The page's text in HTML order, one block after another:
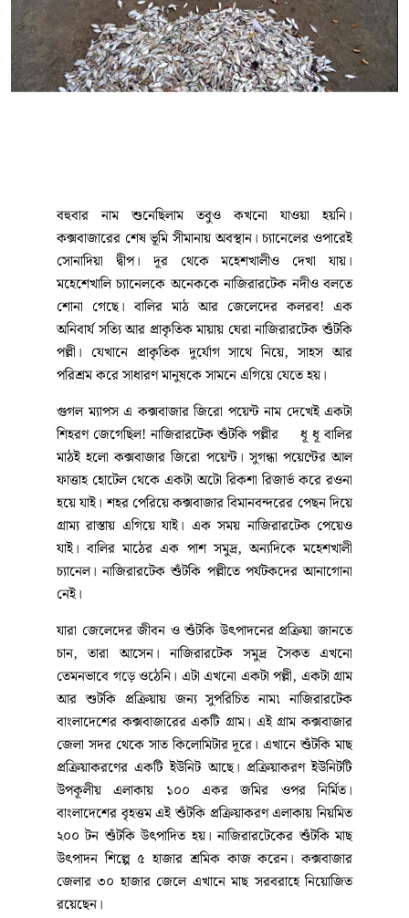
বহুবার নাম শুনেছিলাম তবুও কখনো যাওয়া হয়নি।
কক্সবাজারের শেষ ভূমি সীমানায় অবস্থান। চ্যানেলের ওপারেই
সোনাদিয়া দ্বীপ। দূর থেকে মহেশখালীও দেখা যায়।
মহেশেখালি চ্যানেলকে অনেককে নাজিরারটেক নদীও বলতে
শোনা গেছে। বালির মাঠ আর জেলেদের কলরব! এক
অনিবার্য সত্যি আর প্রাকৃতিক মায়ায় ঘেরা নাজিরারটেক শুঁটকি
পল্লী। যেখানে প্রাকৃতিক দুর্যোগ সাথে নিয়ে, সাহস আর
পরিশ্রম করে সাধারণ মানুষকে সামনে এগিয়ে যেতে হয়।
গুগল ম্যাপস এ কক্সবাজার জিরো পয়েন্ট নাম দেখেই একটা
শিহরণ জেগেছিল! নাজিরারটেক শুঁটকি পল্লীর ধূ ধূ বালির
মাঠই হলো কক্সবাজার জিরো পয়েন্ট। সুগন্ধা পয়েন্টের আল
ফাত্তাহ হোটেল থেকে একটা অটো রিকশা রিজার্ভ করে রওনা
হয়ে যাই। শহর পেরিয়ে কক্সবাজার বিমানবন্দরের পেছন দিয়ে
গ্রাম্য রাস্তায় এগিয়ে যাই। এক সময় নাজিরারটেক পেয়েও
যাই। বালির মাঠের এক পাশ সমুদ্র, অন্যদিকে মহেশখালী
চ্যানেল। নাজিরারটেক শুঁটকি পল্লীতে পর্যটকদের আনাগোনা
নেই।
যারা জেলেদের জীবন ও শুঁটকি উৎপাদনের প্রক্রিয়া জানতে
চান, তারা আসেন। নাজিরারটেক সমুদ্র সৈকত এখনো
তেমনভাবে গড়ে ওঠেনি। এটা এখনো একটা পল্লী, একটা গ্রাম
আর শুটকি প্রক্রিয়ায় জন্য সুপরিচিত নাম৷ নাজিরারটেক
বাংলাদেশের কক্সবাজারের একটি গ্রাম। এই গ্রাম কক্সবাজার
জেলা সদর থেকে সাত কিলোমিটার দূরে। এখানে শুঁটকি মাছ
প্রক্রিয়াকরণের একটি ইউনিট আছে। প্রক্রিয়াকরণ ইউনিটটি
উপকূলীয় এলাকায় ১০০ একর জমির ওপর নির্মিত।
বাংলাদেশের বৃহত্তম এই শুঁটকি প্রক্রিয়াকরণ এলাকায় নিয়মিত
২০০ টন শুঁটকি উৎপাদিত হয়। নাজিরারটেকের শুঁটকি মাছ
উৎপাদন শিল্পে ৫ হাজার শ্রমিক কাজ করেন। কক্সবাজার
জেলার ৩০ হাজার জেলে এখানে মাছ সরবরাহে নিয়োজিত
রয়েছেন।